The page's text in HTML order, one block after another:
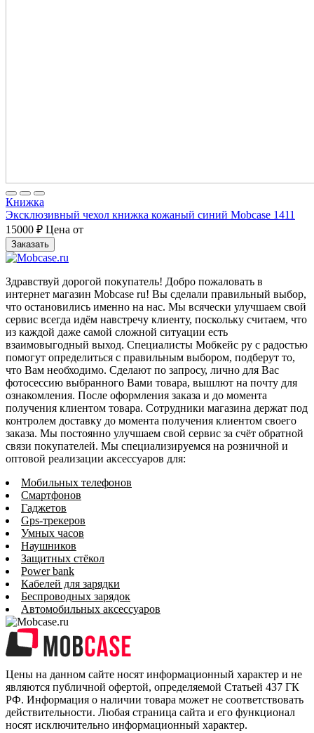
Книжка
Эксклюзивный чехол книжка кожаный синий Mobcase 1411
15000 ₽ Цена от
Заказать
Здравствуй дорогой покупатель! Добро пожаловать в
интернет магазин Mobcase ru! Вы сделали правильный выбор,
что остановились именно на нас. Мы всячески улучшаем свой
сервис всегда идём навстречу клиенту, поскольку считаем, что
из каждой даже самой сложной ситуации есть
взаимовыгодный выход. Специалисты Мобкейс ру с радостью
помогут определиться с правильным выбором, подберут то,
что Вам необходимо. Сделают по запросу, лично для Вас
фотосессию выбранного Вами товара, вышлют на почту для
ознакомления. После оформления заказа и до момента
получения клиентом товара. Сотрудники магазина держат под
контролем доставку до момента получения клиентом своего
заказа. Мы постоянно улучшаем свой сервис за счёт обратной
связи покупателей. Мы специализируемся на розничной и
оптовой реализации аксессуаров для:
Мобильных телефонов
Смартфонов
Гаджетов
Gps-трекеров
Умных часов
Наушников
Защитных стёкол
Power bank
Кабелей для зарядки
Беспроводных зарядок
Автомобильных аксессуаров
Цены на данном сайте носят информационный характер и не
являются публичной офертой, определяемой Статьей 437 ГК
РФ. Информация о наличии товара может не соответствовать
действительности. Любая страница сайта и его функционал
носят исключительно информационный характер.